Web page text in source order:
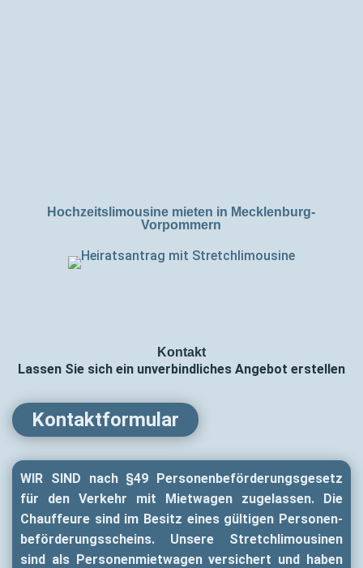
Hochzeitslimousine mieten in Mecklenburg-
Vorpommern
Kontakt
Lassen Sie sich ein unverbindliches Angebot erstellen
Kontaktformular
WIR SIND nach §49 Personen­beför­derungs­gesetz
für den Verkehr mit Mietwagen zugelassen. Die
Chauffeure sind im Besitz eines gültigen Personen­
beför­derungs­scheins. Unsere Stretch­limousinen
sind als Personen­mietwagen versichert und haben